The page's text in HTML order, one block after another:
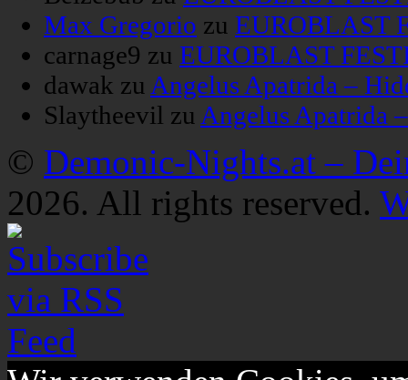
Max Gregorio zu EUROBLAST
carnage9 zu EUROBLAST
dawak zu Angelus Apatrida –
Slaytheevil zu Angelus Apatrida
© Demonic-Nights.at –
2026. All rights reserved.